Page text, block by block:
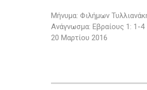
Μήνυμα: Φιλήμων
Ανάγνωσμα: Εβραίους 1: 1-4
20 Μαρτίου 2016